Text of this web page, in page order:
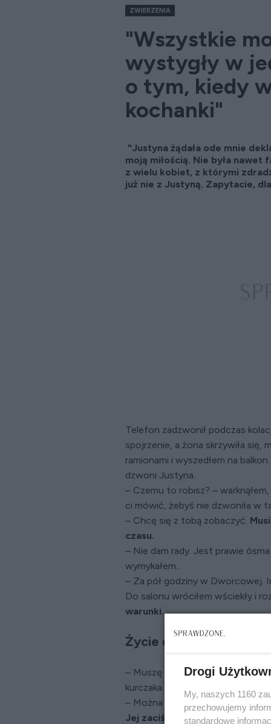
ZWIERZENIA
"Wszystkie
wystygły w
o tym, kiedy
kochanki"
"Justyna żądała ode mnie
moją miłością. Nie była nawet
z wielu kobiet, z którymi
już nie z Justyną. Zapytacie,
Telefon zadzwonił podczas
spojrzenie, a żona skrzywiła się,
ramionami i wyszedłem na
dzwoni Justyna.
– Czemu to robisz? –
ci mówić, żebyś nie dzwoniła w
– Chcę się z tobą zobaczyć.
czasu.
– Nie dam rady. Jest prawie
wymykałem...
– Za pół godziny w Dworcowej.
Do salonu wróciłem wściekły i
warunki.
Życie dało mi w kość, a
– Muszę wyjść – powiedziałem,
kurczaka. Przegryzłem sałatką i
– Można wiedzieć, dokąd? –
Jej zaciśnięte w wąską kreskę
Drogi
My, naszych 1160
przechowujemy
standardowe